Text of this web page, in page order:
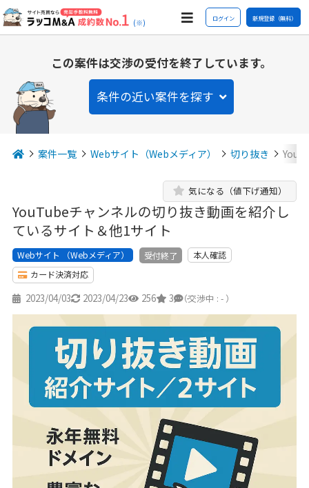
(※) ログイン 新規登録（無料）
この案件は交渉の受付を終了しています。
条件の近い案件を探す
案件一覧 Webサイト（Webメディア） 切り抜き
YouTubeチャンネルの切り抜き動画を紹介し
ているサイト＆他1サイト
気になる（値下げ通知）
Webサイト （Webメディア） 受付終了
本人確認
カード決済対応
2023/04/03 2023/04/23 256 3 -
（交渉中 : - ）